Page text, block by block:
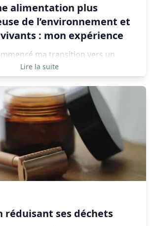
alimentation plus
de l’environnement et
: mon expérience
ma transition vers un
“écologique”, j’avoue que je ne
de suite penchée sur mon
Je n’y ai pas pensé
et pourtant, c’est un des leviers
pour réduire son empreinte
Lire la suite
réduisant ses déchets